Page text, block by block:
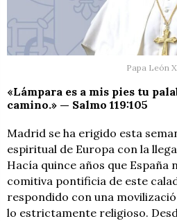
Papa León
«Lámpara es a mis pies tu
camino.» — Salmo 119:105
Madrid se ha erigido esta
espiritual de Europa con la
Hacía quince años que España
comitiva pontificia de este
respondido con una
lo estrictamente religioso.